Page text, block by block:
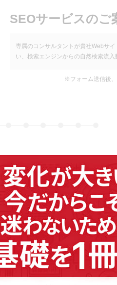
SEOサービスのご
専属のコンサルタントが貴社Webサ
い、検索エンジンからの自然検索流入
※フォーム送信後、
名
次へ